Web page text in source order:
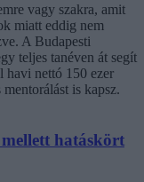
vagy szakra, amit
miatt eddig nem
A Budapesti
teljes tanéven át segít
havi nettó 150 ezer
is kapsz.
mellett hatáskört